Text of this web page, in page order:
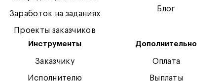
Заработок на заданиях
Проекты заказчиков
Блог
Инструменты
Заказчику
Исполнителю
Дополнительно
Оплата
Выплаты